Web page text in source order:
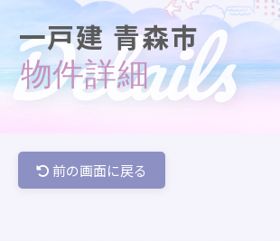
一戸建 青森市
物件詳細
Details
前の画面に戻る